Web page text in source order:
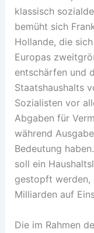
klassisch
bemüht sich
Hollande, die
Europas
entschärfen und
Staatshaushalts
Sozialisten vor
Abgaben für
während
Bedeutung
soll ein
gestopft werden,
Milliarden auf
Die im Rahmen